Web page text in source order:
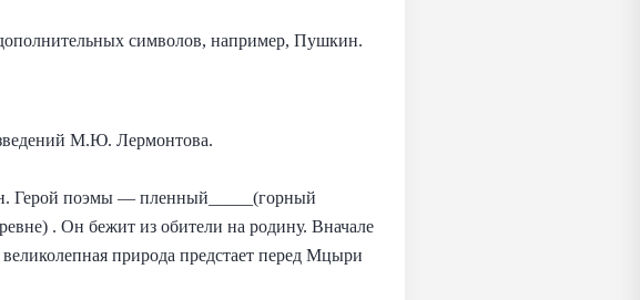
символов, например, Пушкин.
М.Ю. Лермонтова.
Герой поэмы — пленный_____(горный
. Он бежит из обители на родину. Вначале
природа предстает перед Мцыри